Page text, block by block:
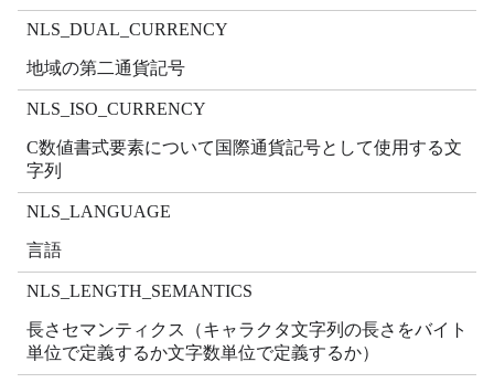
NLS_DUAL_CURRENCY
地域の第二通貨記号
NLS_ISO_CURRENCY
C数値書式要素について国際通貨記号として使用する文
字列
NLS_LANGUAGE
言語
NLS_LENGTH_SEMANTICS
長さセマンティクス（キャラクタ文字列の長さをバイト
単位で定義するか文字数単位で定義するか）